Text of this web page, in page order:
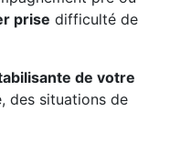
prise difficulté de
de votre
des situations de